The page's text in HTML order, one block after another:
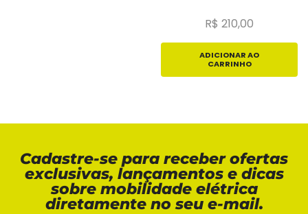
R$ 210,00
ADICIONAR AO
CARRINHO
Cadastre-se para receber ofertas
exclusivas, lançamentos e dicas
sobre mobilidade elétrica
diretamente no seu e-mail.